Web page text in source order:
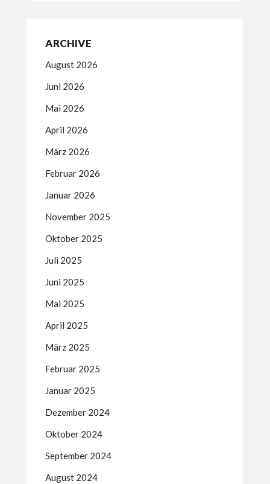
ARCHIVE
August 2026
Juni 2026
Mai 2026
April 2026
März 2026
Februar 2026
Januar 2026
November 2025
Oktober 2025
Juli 2025
Juni 2025
Mai 2025
April 2025
März 2025
Februar 2025
Januar 2025
Dezember 2024
Oktober 2024
September 2024
August 2024